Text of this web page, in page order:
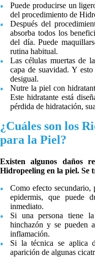
Puede producirse un
del procedimiento de
Después del
absorba todos los
del día. Puede
rutina habitual.
Las células muertas de
capa de suavidad. Y
desigual.
Nutre la piel con
Este hidratante está
pérdida de hidratación,
¿Cuáles son los
para la Piel?
Existen algunos daños
Hidropeeling en la piel. Se
Como efecto secundario,
epidermis, que puede
inmediato.
Si una persona tiene
hinchazón y se pueden
inflamación.
Si la técnica se aplica
aparición de algunas